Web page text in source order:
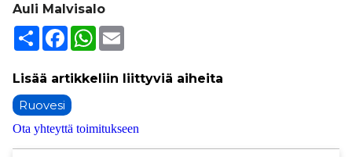
Auli Malvisalo
Share FacebookWhatsApp
Ruovesi
Ota yhteyttä toimitukseen